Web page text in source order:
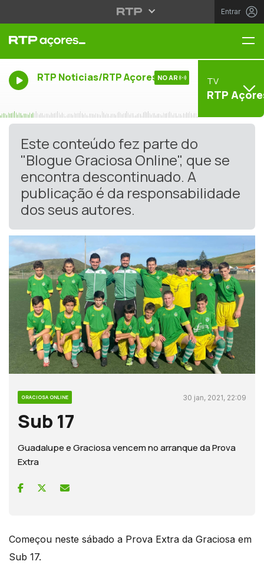
Entrar
RTP Noticias/RTP Açores NO AR TV
RTP
Este conteúdo fez parte do
"Blogue Graciosa Online", que se
encontra descontinuado. A
publicação é da responsabilidade
dos seus autores.
GRACIOSA ONLINE 30 jan, 2021, 22:09
Sub 17
Guadalupe e Graciosa vencem no arranque da Prova
Extra
Começou neste sábado a Prova Extra da Graciosa em
Sub 17.